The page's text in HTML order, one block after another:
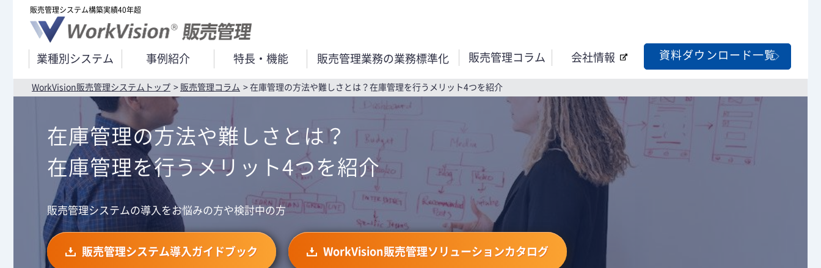
販売管理システム構築実績40年超
業種別システム 事例紹介 特長・機能 販売管理業務の業務標準化 販売管理コラム 会社情報 資料ダウンロード一覧
WorkVision販売管理システムトップ 販売管理コラム 在庫管理の方法や難しさとは？在庫管理を行うメリット4つを紹介
在庫管理の方法や難しさとは？
在庫管理を行うメリット4つを紹介
販売管理システムの導入をお悩みの方や検討中の方
販売管理システム導入ガイドブック WorkVision販売管理ソリューションカタログ